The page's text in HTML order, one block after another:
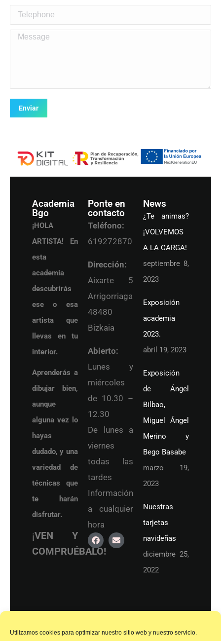
Utilizamos cookies para optimizar nuestro sitio web y nuestro servicio.
Telephone
Message
Enviar
Academia
Bgo
¡HOLA
ARTISTA! En
esta
academia
descubrirás
ese o esa
artista que
llevas en tu
interior.
Aprenderás a
dibujar bien,
aunque
alguna vez lo
hayas
dudado, y una
variedad de
técnicas que
te harán
disfrutar.
¡VEN Y
COMPRUÉBALO!
Ponte en
contacto
Teléfono:
619272870
Dirección:
Aixarte 5
Arrigorriaga
48480
Bizkaia
Abierto:
Lunes y
miércoles
de 10.30 –
12.30
De lunes a
viernes
todas las
tardes
Información
a cualquier
hora
News
¿Te animas?
¡VOLVEMOS
A LA CARGA!
septiembre 8,
2023
Exposición
academia
2023.
abril 19, 2023
Exposición
de Ángel
Bilbao,
Miguel Ángel
Merino y
Bego Basabe
marzo 19,
2023
Nuestras
tarjetas
navideñas
diciembre 25,
2022
Bgo. Arrigorriaga (Bizkaia)